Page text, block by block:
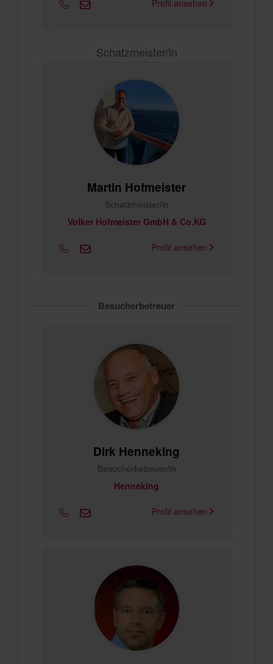
Profil ansehen
Schatzmeister/in
Martin Hofmeister
Schatzmeister/in
Volker Hofmeister GmbH & Co.KG
Profil ansehen
Besucherbetreuer
Dirk Henneking
Besucherbetreuer/in
Henneking
Profil ansehen